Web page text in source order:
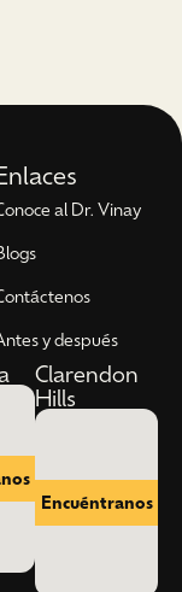
al Dr. Vinay
y después
Clarendon
Hills
Encuéntranos